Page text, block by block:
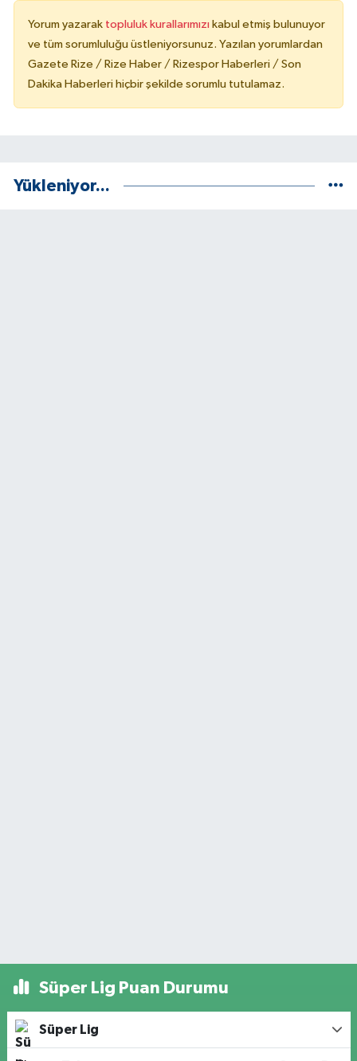
Yorum yazarak topluluk kurallarımızı kabul etmiş bulunuyor
ve tüm sorumluluğu üstleniyorsunuz. Yazılan yorumlardan
Gazete Rize / Rize Haber / Rizespor Haberleri / Son
Dakika Haberleri hiçbir şekilde sorumlu tutulamaz.
Yükleniyor...
Süper Lig Puan Durumu
Süper Lig